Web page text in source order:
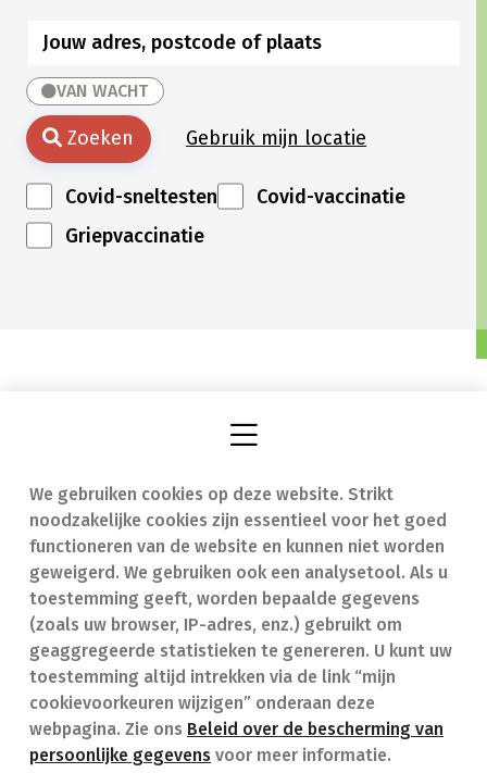
We gebruiken cookies op deze website. Strikt
noodzakelijke cookies zijn essentieel voor het goed
functioneren van de website en kunnen niet worden
geweigerd. We gebruiken ook een analysetool. Als u
toestemming geeft, worden bepaalde gegevens
(zoals uw browser, IP-adres, enz.) gebruikt om
geaggregeerde statistieken te genereren. U kunt uw
toestemming altijd intrekken via de link “mijn
cookievoorkeuren wijzigen” onderaan deze
webpagina. Zie ons Beleid over de bescherming van
persoonlijke gegevens voor meer informatie.
VAN WACHT
Zoeken Gebruik mijn locatie
Covid-sneltesten
Covid-vaccinatie
Griepvaccinatie
Vind een apotheek
Onze expertise
Ziekten
Geneesmiddelen
In geval van nood
Contact
Veelgestelde vragen
(FAQ)